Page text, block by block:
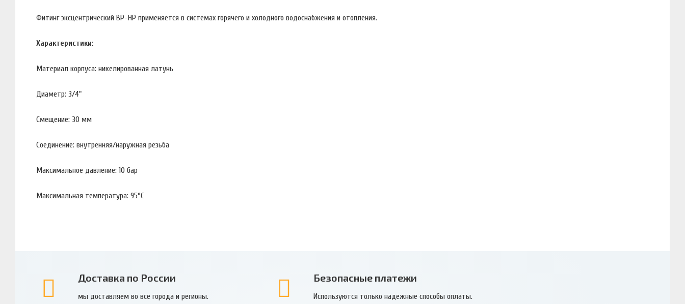
Фитинг эксцентрический ВР-НР применяется в системах горячего и холодного водоснабжения и отопления.
Характеристики:
Материал корпуса: никелированная латунь
Диаметр: 3/4"
Смещение: 30 мм
Соединение: внутренняя/наружная резьба
Максимальное давление: 10 бар
Максимальная температура: 95°С
Доставка по России
мы доставляем во все города и регионы.
Безопасные платежи
Используются только надежные способы оплаты.